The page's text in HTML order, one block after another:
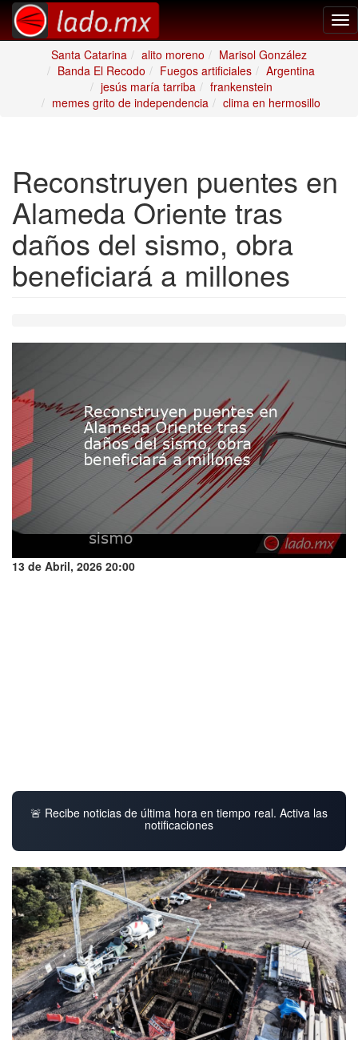
Santa Catarina
alito moreno
Marisol González
Banda El Recodo
Fuegos artificiales
Argentina
jesús maría tarriba
frankenstein
memes grito de independencia
clima en hermosillo
Reconstruyen puentes en
Alameda Oriente tras
daños del sismo, obra
beneficiará a millones
13 de Abril, 2026 20:00
🚨 Recibe noticias de última hora en tiempo real. Activa las
notificaciones